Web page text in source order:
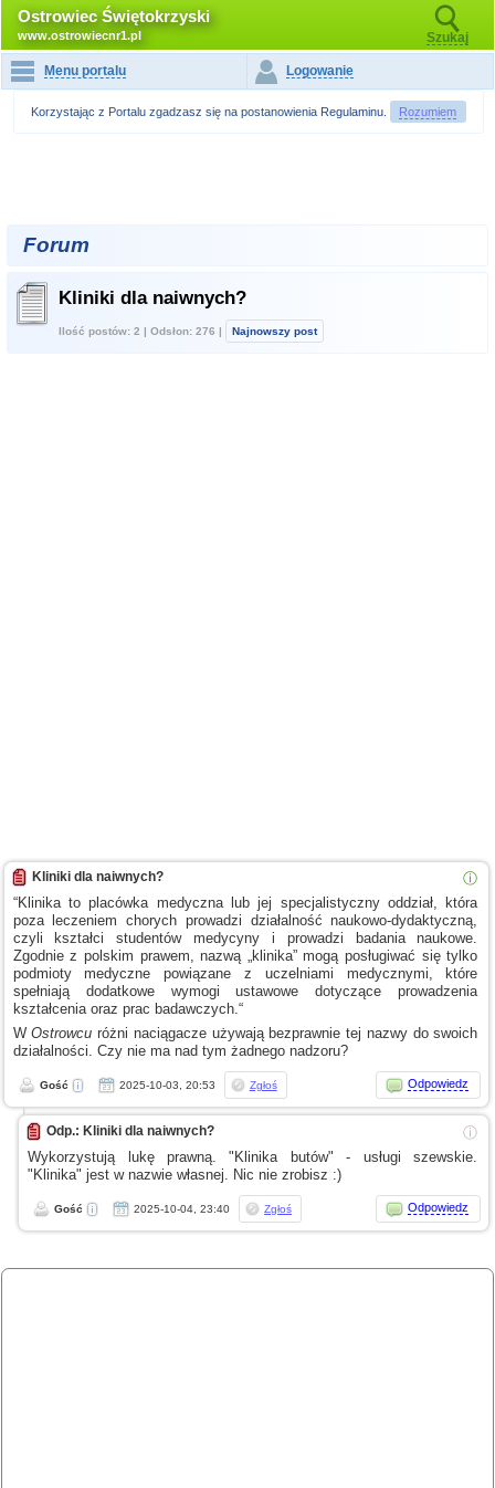
Ostrowiec Świętokrzyski
www.ostrowiecnr1.pl Szukaj
Menu portalu Logowanie
Korzystając z Portalu zgadzasz się na postanowienia Regulaminu Rozumiem
Forum
Kliniki dla naiwnych?
Ilość postów: 2 | Odsłon: 276 | Najnowszy post
ⓘ
Kliniki dla naiwnych?
“Klinika to placówka medyczna lub jej specjalistyczny oddział, która
poza leczeniem chorych prowadzi działalność naukowo-dydaktyczną,
czyli kształci studentów medycyny i prowadzi badania naukowe.
Zgodniez polskim prawem, nazwą „klinika” mogą posługiwać się tylko
podmioty medyczne powiązane z uczelniami medycznymi, które
spełniają dodatkowe wymogi ustawowe dotyczące prowadzenia
kształcenia oraz prac badawczych.“
WOstrowcu różni naciągacze używają bezprawnie tej nazwy do swoich
działalności. Czy nie ma nad tym żadnego nadzoru?
Gość 2025-10-03, 20:53 Zgłoś Odpowiedz
ⓘ
Odp.: Kliniki dla naiwnych?
Wykorzystują lukę prawną. "Klinika butów" - usługi szewskie.
"Klinika" jestw nazwie własnej. Nic nie zrobisz :)
Gość 2025-10-04, 23:40 Zgłoś Odpowiedz